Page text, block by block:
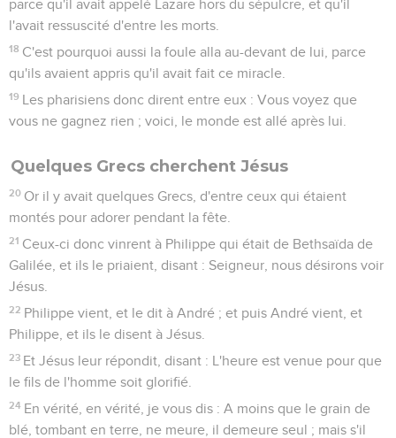
parce qu'il avait appelé Lazare hors du sépulcre, et qu'il
l'avait ressuscité d'entre les morts.
18 C'est pourquoi aussi la foule alla au-devant de lui, parce
qu'ils avaient appris qu'il avait fait ce miracle.
19 Les pharisiens donc dirent entre eux : Vous voyez que
vous ne gagnez rien ; voici, le monde est allé après lui.
Quelques Grecs cherchent Jésus
20 Or il y avait quelques Grecs, d'entre ceux qui étaient
montés pour adorer pendant la fête.
21 Ceux-ci donc vinrent à Philippe qui était de Bethsaïda de
Galilée, et ils le priaient, disant : Seigneur, nous désirons voir
Jésus.
22 Philippe vient, et le dit à André ; et puis André vient, et
Philippe, et ils le disent à Jésus.
23 Et Jésus leur répondit, disant : L'heure est venue pour que
le fils de l'homme soit glorifié.
24 En vérité, en vérité, je vous dis : A moins que le grain de
blé, tombant en terre, ne meure, il demeure seul ; mais s'il